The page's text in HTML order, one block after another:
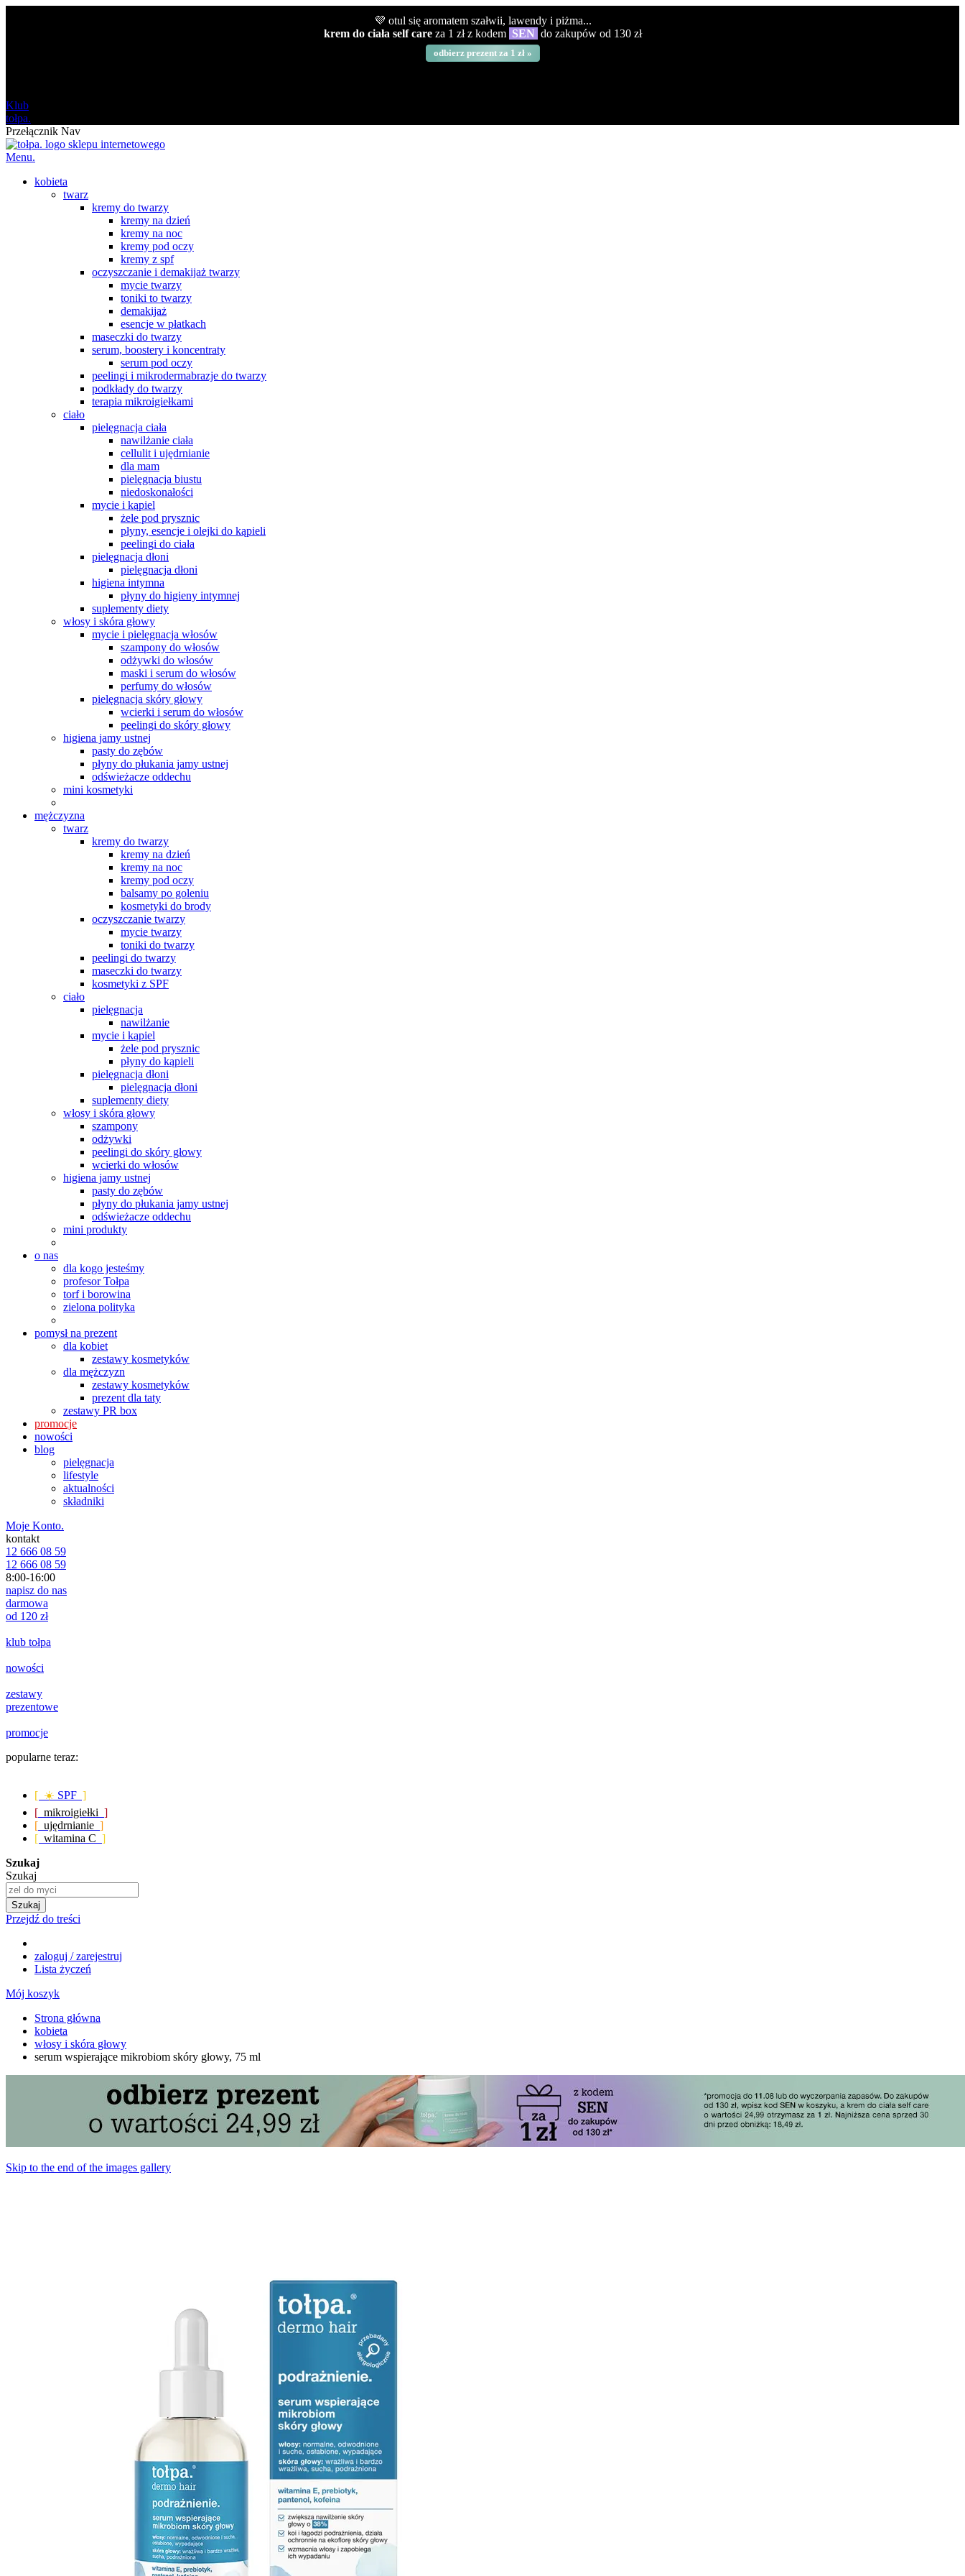
💜 otul się aromatem szałwii, lawendy i piżma...
krem do ciała self careza 1 zł z kodem SEN do zakupów od 130 zł
odbierz prezent za 1 zł »
Klub
tołpa.
Przełącznik Nav
Menu.
kobieta
twarz
kremy do twarzy
kremy na dzień
kremy na noc
kremy pod oczy
kremy z spf
oczyszczanie i demakijaż twarzy
mycie twarzy
toniki to twarzy
demakijaż
esencje w płatkach
maseczki do twarzy
serum, boostery i koncentraty
serum pod oczy
peelingi i mikrodermabrazje do twarzy
podkłady do twarzy
terapia mikroigiełkami
ciało
pielęgnacja ciała
nawilżanie ciała
cellulit i ujędrnianie
dla mam
pielęgnacja biustu
niedoskonałości
mycie i kąpiel
żele pod prysznic
płyny, esencje i olejki do kąpieli
peelingi do ciała
pielęgnacja dłoni
pielęgnacja dłoni
higiena intymna
płyny do higieny intymnej
suplementy diety
włosy i skóra głowy
mycie i pielęgnacja włosów
szampony do włosów
odżywki do włosów
maski i serum do włosów
perfumy do włosów
pielęgnacja skóry głowy
wcierki i serum do włosów
peelingi do skóry głowy
higiena jamy ustnej
pasty do zębów
płyny do płukania jamy ustnej
odświeżacze oddechu
mini kosmetyki
mężczyzna
twarz
kremy do twarzy
kremy na dzień
kremy na noc
kremy pod oczy
balsamy po goleniu
kosmetyki do brody
oczyszczanie twarzy
mycie twarzy
toniki do twarzy
peelingi do twarzy
maseczki do twarzy
kosmetyki z SPF
ciało
pielęgnacja
nawilżanie
mycie i kąpiel
żele pod prysznic
płyny do kąpieli
pielęgnacja dłoni
pielęgnacja dłoni
suplementy diety
włosy i skóra głowy
szampony
odżywki
peelingi do skóry głowy
wcierki do włosów
higiena jamy ustnej
pasty do zębów
płyny do płukania jamy ustnej
odświeżacze oddechu
mini produkty
o nas
dla kogo jesteśmy
profesor Tołpa
torf i borowina
zielona polityka
pomysł na prezent
dla kobiet
zestawy kosmetyków
dla mężczyzn
zestawy kosmetyków
prezent dla taty
zestawy PR box
promocje
nowości
blog
pielęgnacja
lifestyle
aktualności
składniki
Moje Konto.
kontakt
12 666 08 59
12 666 08 59
8:00-16:00
napisz do nas
darmowa
od 120 zł
klub tołpa
nowości
zestawy
prezentowe
promocje
popularne teraz:
[ ☀️ SPF ]
[ mikroigiełki ]
[ ujędrnianie ]
[ witamina C ]
Szukaj
Szukaj
Szukaj
Przejdź do treści
zaloguj / zarejestruj
Lista życzeń
Mój koszyk
Strona główna
kobieta
włosy i skóra głowy
serum wspierające mikrobiom skóry głowy, 75 ml
Skip to the end of the images gallery